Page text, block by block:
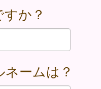
か？
ームは？